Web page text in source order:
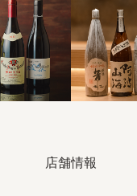
店舗情報